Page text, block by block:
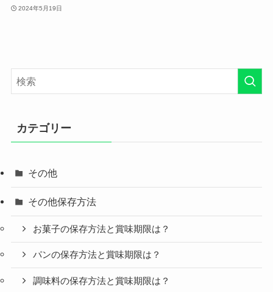
2024年5月19日
カテゴリー
その他
その他保存方法
お菓子の保存方法と賞味期限は？
パンの保存方法と賞味期限は？
調味料の保存方法と賞味期限は？